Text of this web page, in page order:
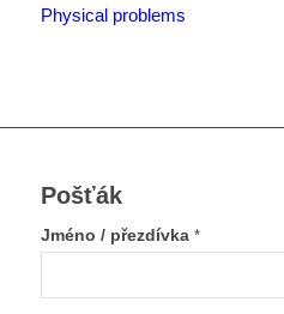
Physical problems
Pošťák
Jméno / přezdívka *